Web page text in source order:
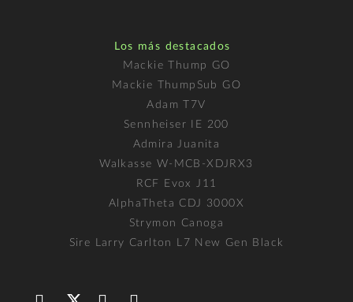
Los más destacados
Mackie Thump GO
Mackie ThumpSub GO
Adam T7V
Sennheiser IE 200
Admira Juanita
Walkasse W-MCB-XDJRX3
RCF Evox J11
AlphaTheta CDJ 3000X
Strymon Canoga
Sire Larry Carlton L7 New Gen Black